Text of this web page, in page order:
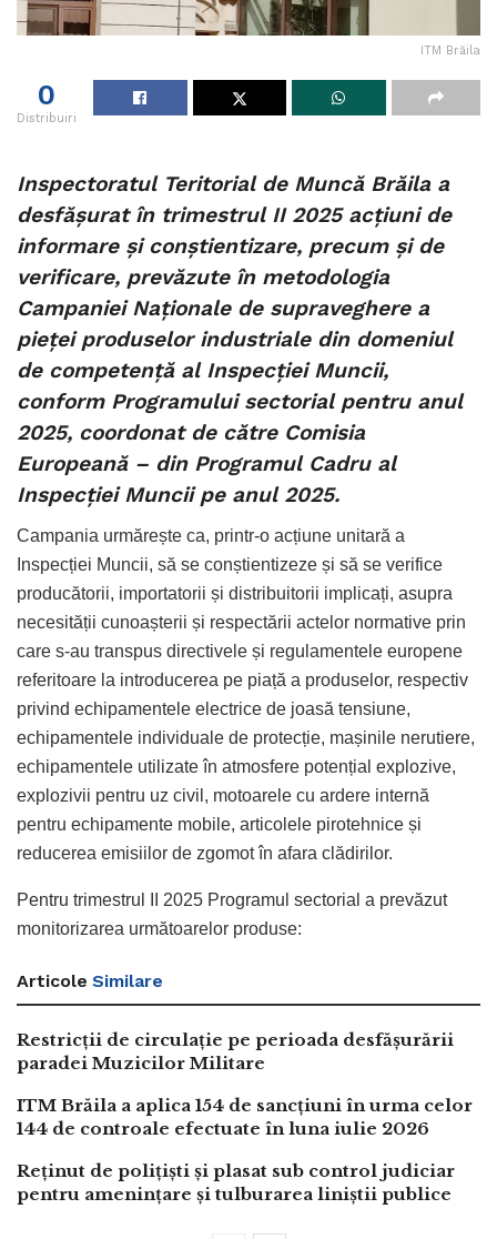
ITM Brăila
0
Distribuiri
Inspectoratul Teritorial de Muncă Brăila a
desfășurat în trimestrul II 2025 acțiuni de
informare și conștientizare, precum și de
verificare, prevăzute în metodologia
Campaniei Naționale de supraveghere a
pieței produselor industriale din domeniul
de competență al Inspecției Muncii,
conform Programului sectorial pentru anul
2025, coordonat de către Comisia
Europeană – din Programul Cadru al
Inspecției Muncii pe anul 2025.
Campania urmărește ca, printr-o acțiune unitară a
Inspecției Muncii, să se conștientizeze și să se verifice
producătorii, importatorii și distribuitorii implicați, asupra
necesității cunoașterii și respectării actelor normative prin
care s-au transpus directivele și regulamentele europene
referitoare la introducerea pe piață a produselor, respectiv
privind echipamentele electrice de joasă tensiune,
echipamentele individuale de protecție, mașinile nerutiere,
echipamentele utilizate în atmosfere potențial explozive,
explozivii pentru uz civil, motoarele cu ardere internă
pentru echipamente mobile, articolele pirotehnice și
reducerea emisiilor de zgomot în afara clădirilor.
Pentru trimestrul II 2025 Programul sectorial a prevăzut
monitorizarea următoarelor produse:
Articole Similare
Restricții de circulație pe perioada desfășurării
paradei Muzicilor Militare
ITM Brăila a aplica 154 de sancțiuni în urma celor
144 de controale efectuate în luna iulie 2026
Reținut de polițiști și plasat sub control judiciar
pentru amenințare și tulburarea liniștii publice